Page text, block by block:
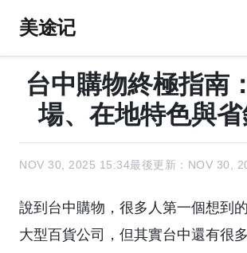
美途记
台中購物終極指南
場、在地特色與
NOV 30, 2025 15:34最後更新：NOV 30,
說到台中購物，很多人第一個想到
大型百貨公司，但其實台中還有很